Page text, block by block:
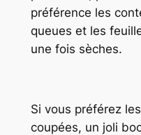
préférence les
queues et les
une fois sèches.
Si vous préférez
coupées, un joli